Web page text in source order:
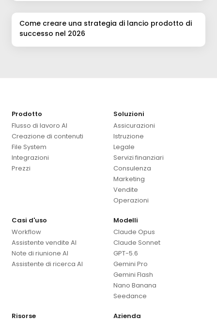
Come creare una strategia di lancio prodotto di
successo nel 2026
Prodotto
Flusso di lavoro AI
Creazione di contenuti
File System
Integrazioni
Prezzi
Soluzioni
Assicurazioni
Istruzione
Legale
Servizi finanziari
Consulenza
Marketing
Vendite
Operazioni
Casi d'uso
Workflow
Assistente vendite AI
Note di riunione AI
Assistente di ricerca AI
Modelli
Claude Opus
Claude Sonnet
GPT-5.6
Gemini Pro
Gemini Flash
Nano Banana
Seedance
Risorse Azienda